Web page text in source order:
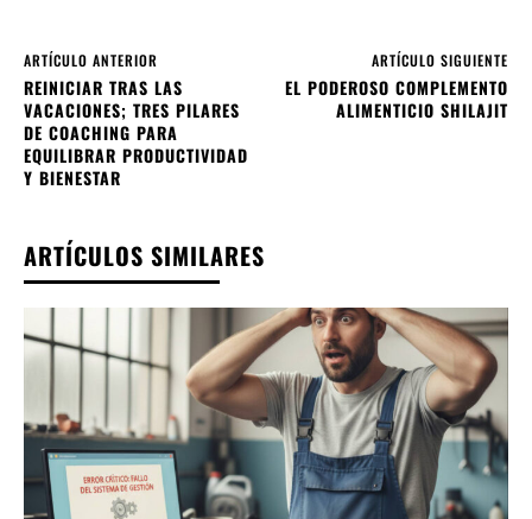
ARTÍCULO ANTERIOR
REINICIAR TRAS LAS
VACACIONES; TRES PILARES
DE COACHING PARA
EQUILIBRAR PRODUCTIVIDAD
Y BIENESTAR
ARTÍCULO SIGUIENTE
EL PODEROSO COMPLEMENTO
ALIMENTICIO SHILAJIT
ARTÍCULOS SIMILARES